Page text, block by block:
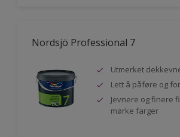
Nordsjö Professional 7
Utmerket
Lett å påføre og
Jevnere og finere
mørke farger